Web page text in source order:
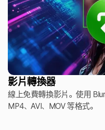
影片轉換器
線上免費轉換影片。使用
MP4、AVI、MOV 等格式。